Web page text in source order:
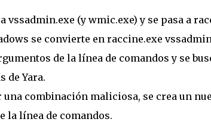
vssadmin.exe (y wmic.exe) y se pasa a
se convierte en raccine.exe
de la línea de comandos y se
de Yara.
una combinación maliciosa, se crea un
la línea de comandos.